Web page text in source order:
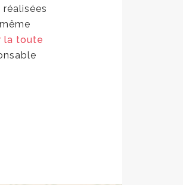
la toute